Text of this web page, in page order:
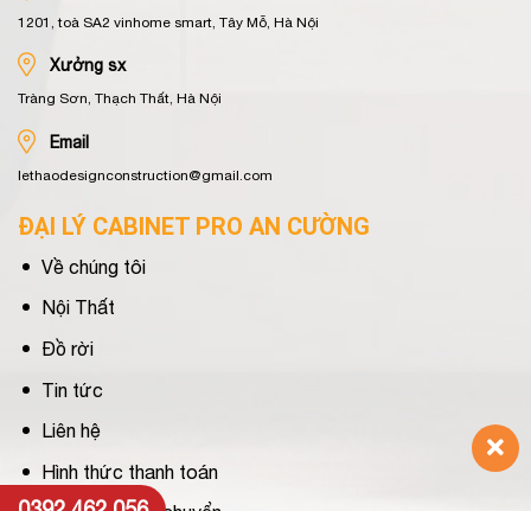
1201, toà SA2 vinhome smart, Tây Mỗ, Hà Nội
Xưởng sx
Tràng Sơn, Thạch Thất, Hà Nội
Email
lethaodesignconstruction@gmail.com
ĐẠI LÝ CABINET PRO AN CƯỜNG
Về chúng tôi
Nội Thất
Đồ rời
Tin tức
Liên hệ
Hình thức thanh toán